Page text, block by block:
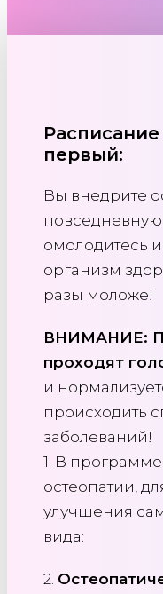
первый:
Вы внедрите
омолодитесь
организм
разы моложе!
ВНИМАНИЕ:
проходят
и
происходить
заболеваний!
1. В
остеопатии,
улучшения
вида:
2.